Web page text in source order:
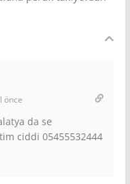
önce
da se
ciddi 05455532444